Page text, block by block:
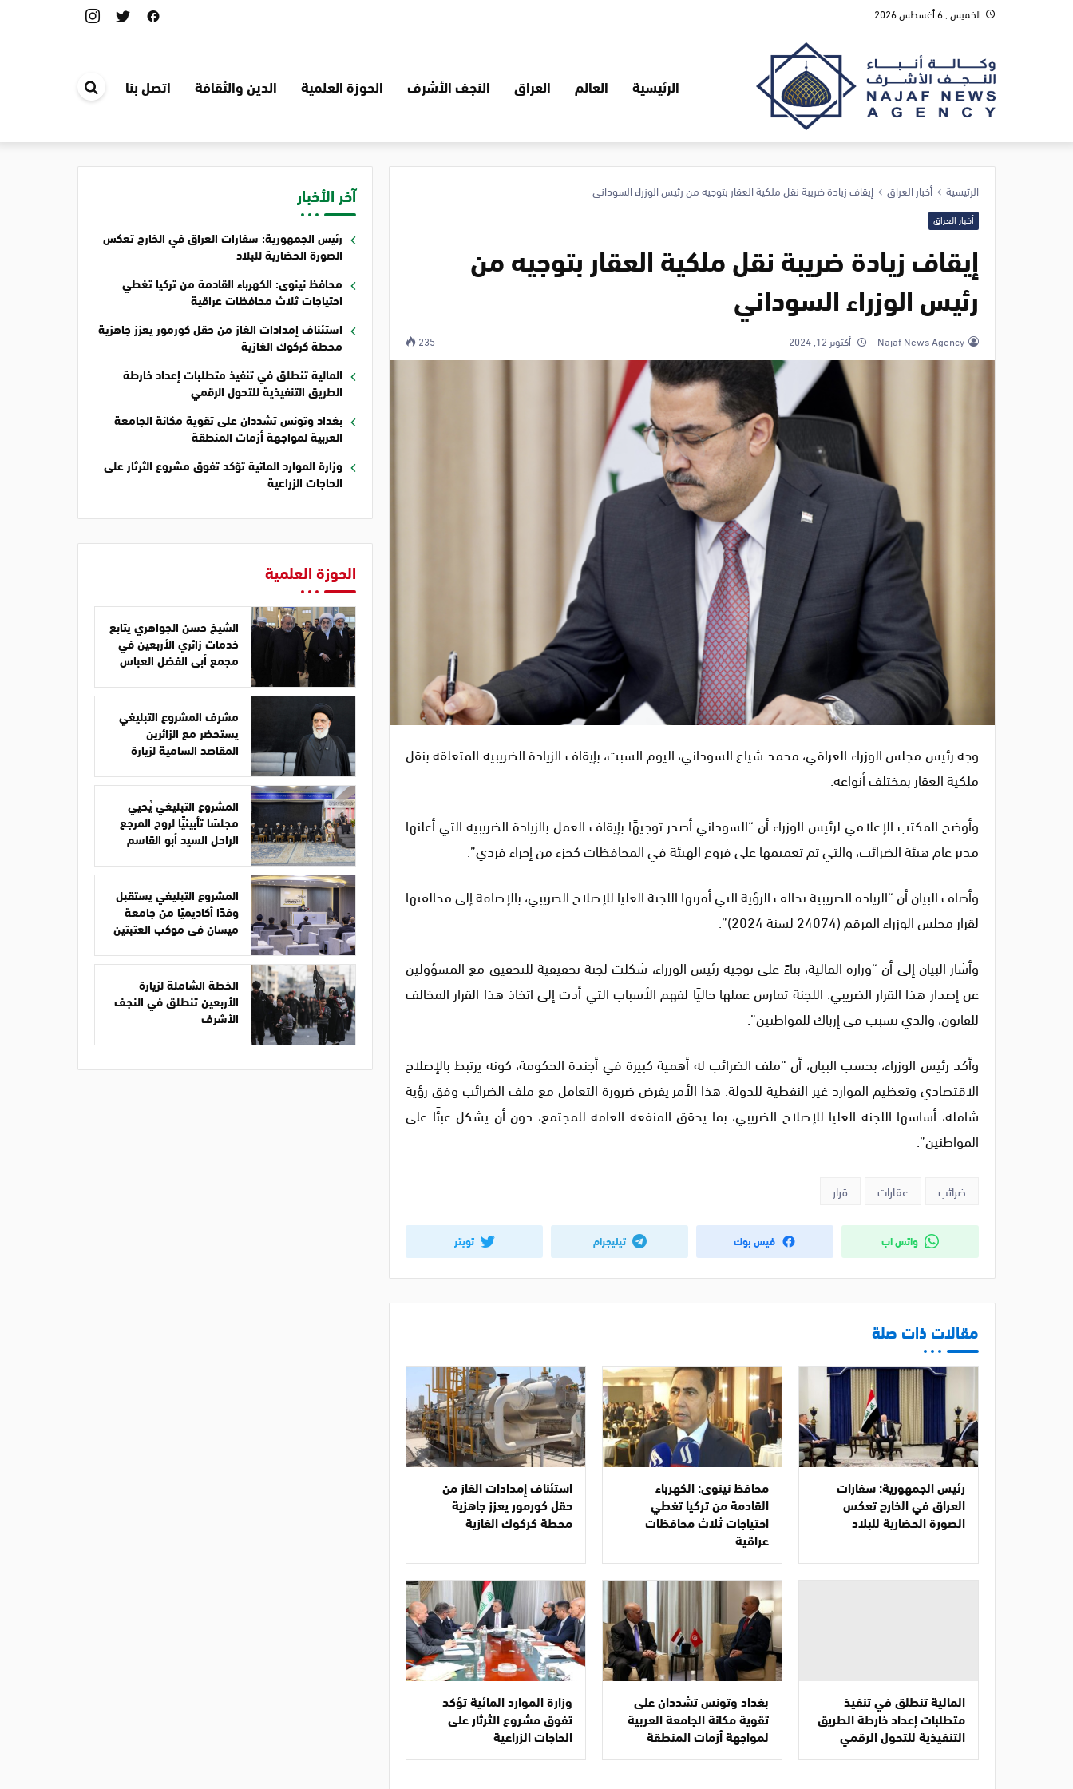
الخميس , 6 أغسطس 2026
الرئيسية العالم العراق النجف الأشرف الحوزة العلمية الدين والثقافة اتصل بنا
الموقع
الرئيسية أخبار العراق إيقاف زيادة ضريبة نقل ملكية العقار بتوجيه من رئيس الوزراء السوداني
أخبار العراق
إيقاف زيادة ضريبة نقل ملكية العقار بتوجيه من
رئيس الوزراء السوداني
Najaf News Agency أكتوبر 12, 2024 235
وجه رئيس مجلس الوزراء العراقي، محمد شياع السوداني، اليوم السبت، بإيقاف الزيادة الضريبية المتعلقة بنقل
ملكية العقار بمختلف أنواعه.
وأوضح المكتب الإعلامي لرئيس الوزراء أن “السوداني أصدر توجيهًا بإيقاف العمل بالزيادة الضريبية التي أعلنها
مدير عام هيئة الضرائب، والتي تم تعميمها على فروع الهيئة في المحافظات كجزء من إجراء فردي”.
وأضاف البيان أن “الزيادة الضريبية تخالف الرؤية التي أقرتها اللجنة العليا للإصلاح الضريبي، بالإضافة إلى مخالفتها
لقرار مجلس الوزراء المرقم (24074 لسنة 2024)”.
وأشار البيان إلى أن “وزارة المالية، بناءً على توجيه رئيس الوزراء، شكلت لجنة تحقيقية للتحقيق مع المسؤولين
عن إصدار هذا القرار الضريبي. اللجنة تمارس عملها حاليًا لفهم الأسباب التي أدت إلى اتخاذ هذا القرار المخالف
للقانون، والذي تسبب في إرباك للمواطنين”.
وأكد رئيس الوزراء، بحسب البيان، أن “ملف الضرائب له أهمية كبيرة في أجندة الحكومة، كونه يرتبط بالإصلاح
الاقتصادي وتعظيم الموارد غير النفطية للدولة. هذا الأمر يفرض ضرورة التعامل مع ملف الضرائب وفق رؤية
شاملة، أساسها اللجنة العليا للإصلاح الضريبي، بما يحقق المنفعة العامة للمجتمع، دون أن يشكل عبئًا على
المواطنين”.
ضرائب عقارات قرار
واتس اب فيس بوك تيليجرام تويتر
مقالات ذات صلة
رئيس الجمهورية: سفارات
العراق في الخارج تعكس
الصورة الحضارية للبلاد
محافظ نينوى: الكهرباء
القادمة من تركيا تغطي
احتياجات ثلاث محافظات
عراقية
استئناف إمدادات الغاز من
حقل كورمور يعزز جاهزية
محطة كركوك الغازية
المالية تنطلق في تنفيذ
متطلبات إعداد خارطة الطريق
التنفيذية للتحول الرقمي
بغداد وتونس تشددان على
تقوية مكانة الجامعة العربية
لمواجهة أزمات المنطقة
وزارة الموارد المائية تؤكد
تفوق مشروع الثرثار على
الحاجات الزراعية
آخر الأخبار
رئيس الجمهورية: سفارات العراق في الخارج تعكس
الصورة الحضارية للبلاد
محافظ نينوى: الكهرباء القادمة من تركيا تغطي
احتياجات ثلاث محافظات عراقية
استئناف إمدادات الغاز من حقل كورمور يعزز جاهزية
محطة كركوك الغازية
المالية تنطلق في تنفيذ متطلبات إعداد خارطة
الطريق التنفيذية للتحول الرقمي
بغداد وتونس تشددان على تقوية مكانة الجامعة
العربية لمواجهة أزمات المنطقة
وزارة الموارد المائية تؤكد تفوق مشروع الثرثار على
الحاجات الزراعية
الحوزة العلمية
الشيخ حسن الجواهري يتابع
خدمات زائري الأربعين في
مجمع أبي الفضل العباس
مشرف المشروع التبليغي
يستحضر مع الزائرين
المقاصد السامية لزيارة
المشروع التبليغي يُحيي
مجلسًا تأبينيًّا لروح المرجع
الراحل السيد أبو القاسم
المشروع التبليغي يستقبل
وفدًا أكاديميًا من جامعة
ميسان في موكب العتبتين
الخطة الشاملة لزيارة
الأربعين تنطلق في النجف
الأشرف